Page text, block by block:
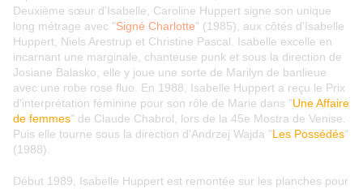
Deuxième sœur d'Isabelle, Caroline Huppert signe son unique
long métrage avec "Signé Charlotte" (1985), aux côtés d'Isabelle
Huppert, Niels Arestrup et Christine Pascal. Isabelle excelle en
incarnant une marginale, chanteuse punk et sous la direction de
Josiane Balasko, elle y joue une sorte de Marilyn de banlieue
avec une robe rose fluo. En 1988, Isabelle Huppert a reçu le Prix
d'interprétation féminine pour son rôle de Marie dans "Une Affaire
de femmes" de Claude Chabrol, lors de la 45e Mostra de Venise.
Puis elle tourne sous la direction d'Andrzej Wajda "Les Possédés"
(1988).
Début 1989, Isabelle Huppert est remontée sur les planches pour